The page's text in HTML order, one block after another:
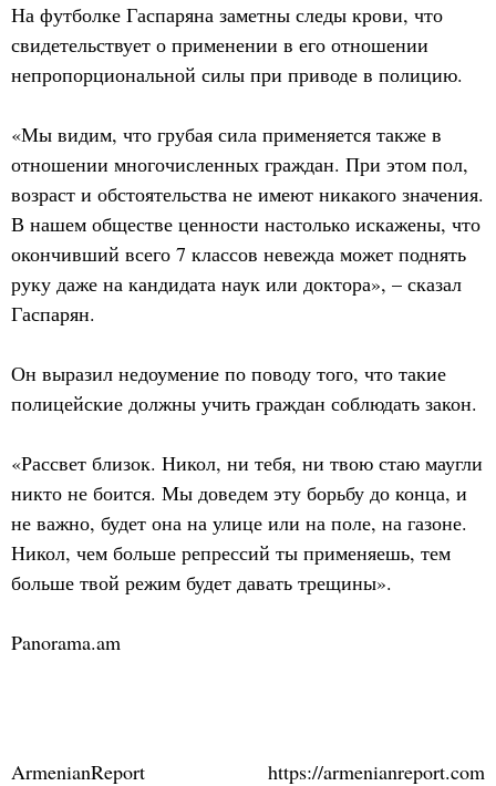
На футболке Гаспаряна заметны следы крови, что
свидетельствует о применении в его отношении
непропорциональной силы при приводе в полицию.
«Мы видим, что грубая сила применяется также в
отношении многочисленных граждан. При этом пол,
возраст и обстоятельства не имеют никакого значения.
В нашем обществе ценности настолько искажены, что
окончивший всего 7 классов невежда может поднять
руку даже на кандидата наук или доктора», – сказал
Гаспарян.
Он выразил недоумение по поводу того, что такие
полицейские должны учить граждан соблюдать закон.
«Рассвет близок. Никол, ни тебя, ни твою стаю маугли
никто не боится. Мы доведем эту борьбу до конца, и
не важно, будет она на улице или на поле, на газоне.
Никол, чем больше репрессий ты применяешь, тем
больше твой режим будет давать трещины».
Panorama.am
ArmenianReport https://armenianreport.com